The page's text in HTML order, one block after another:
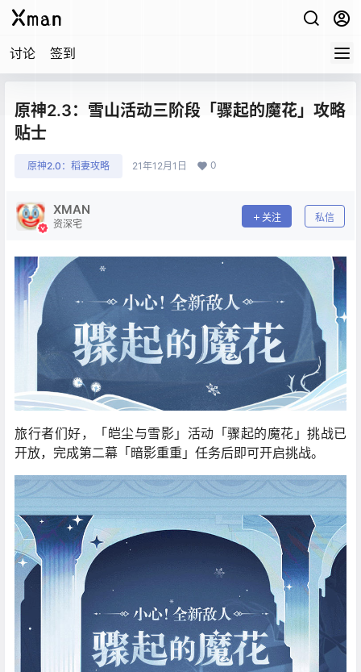
讨论 签到
原神2.3：雪山活动三阶段「骤起的魔花」攻略
贴士
原神2.0：稻妻攻略 21年12月1日 0
XMAN
资深宅
关注 私信
旅行者们好，「皑尘与雪影」活动「骤起的魔花」挑战已
开放，完成第二幕「暗影重重」任务后即可开启挑战。